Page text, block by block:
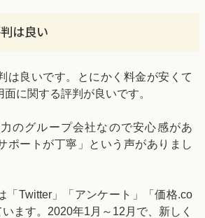
は良い
は良いです。とにかく料金が安くて
に関する評判が良いです。
のグループ会社なので安心感があ
ポートが丁寧」という声がありまし
「Twitter」「アンケート」「価格.co
ます。2020年1月～12月で、新しく